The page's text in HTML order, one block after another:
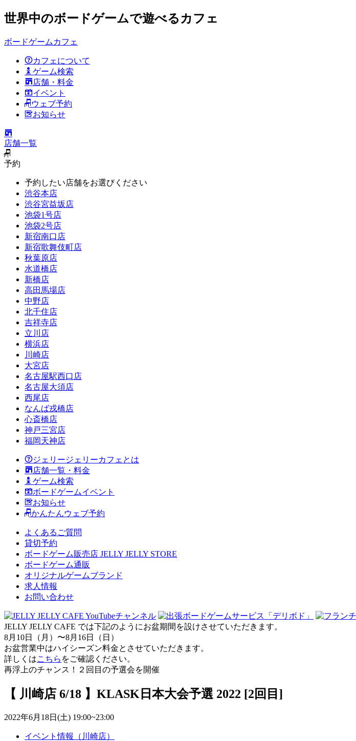
世界中のボードゲームで遊べるカフェ
ボードゲームカフェ
カフェについて
ゲーム検索
店舗・料金
イベント
ウェブ予約
お知らせ
店舗一覧
予約
予約したい店舗をお選びください
渋谷本店
渋谷宮益坂店
池袋1号店
池袋2号店
新宿南口店
新宿歌舞伎町店
秋葉原店
水道橋店
新橋店
高田馬場店
中野店
北千住店
吉祥寺店
立川店
横浜店
川崎店
大宮店
名古屋駅西口店
名古屋大須店
西尾店
なんば戎橋店
心斎橋店
神戸三宮店
福岡天神店
ジェリージェリーカフェとは
店舗一覧・料金
ゲーム検索
ボードゲームイベント
お知らせ
かんたんウェブ予約
よくあるご質問
貸切予約
ボードゲーム販売店 JELLY JELLY STORE
ボードゲーム通販
オリジナルゲームブランド
求人情報
お問い合わせ
JELLY JELLY CAFE では下記のようにお盆期間を設けさせていただきます。
8月10日（月）〜8月16日（日）
お盆営業中はハイシーズン料金とさせていただきます。
詳しくはこちら をご確認ください。
再浮上のチャンス！２回目の予選会を開催
【 川崎店 6/18 】KLASK日本大会予選 2022 [2回目]
2022年6月18日(土) 19:00~23:00
イベント情報（川崎店）